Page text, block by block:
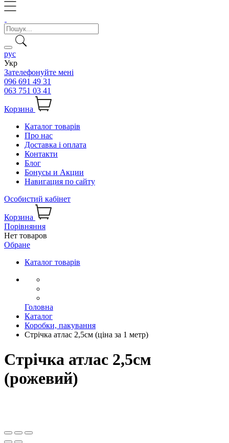
рус
Укр
Зателефонуйте мені
096 691 49 31
063 751 03 41
Корзина
Каталог товарів
Про нас
Доставка і оплата
Контакти
Блог
Бонусы и Акции
Навигация по сайту
Особистий кабінет
Корзина
Порівняння
Нет товаров
Обране
Каталог товарів
Головна
Каталог
Коробки, пакування
Стрічка атлас 2,5см (ціна за 1 метр)
Стрічка атлас 2,5см
(рожевий)